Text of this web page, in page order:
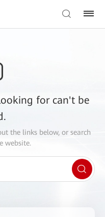
for can't be
the links below, or search
website.